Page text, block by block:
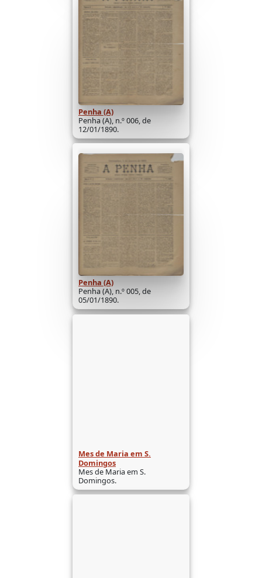
Penha (A)
Penha (A), n.º 006, de
12/01/1890.
Penha (A)
Penha (A), n.º 005, de
05/01/1890.
Mes de Maria em S.
Domingos
Mes de Maria em S.
Domingos.